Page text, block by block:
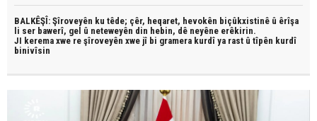
BALKÊŞÎ: Şîroveyên ku têde; çêr, heqaret, hevokên biçûkxistinê û êrîşa
li ser bawerî, gel û neteweyên din hebin, dê neyêne erêkirin.
JI kerema xwe re şîroveyên xwe jî bi gramera kurdî ya rast û tîpên kurdî
binivîsin